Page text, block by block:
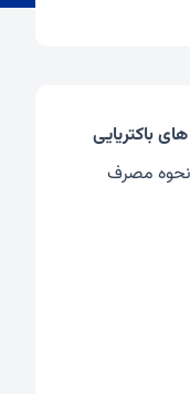
باکتریایی
نحوه مصرف